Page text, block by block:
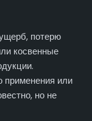
потерю
косвенные
применения или
но не